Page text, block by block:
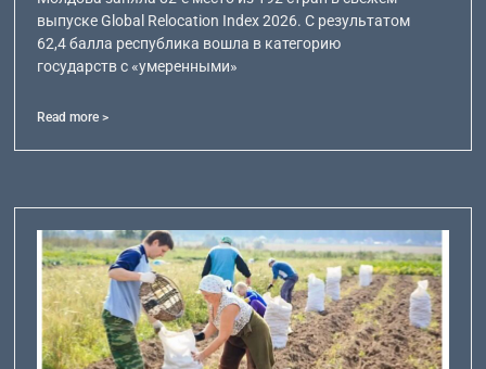
выпуске Global Relocation Index 2026. С результатом
62,4 балла республика вошла в категорию
государств с «умеренными»
Read more >